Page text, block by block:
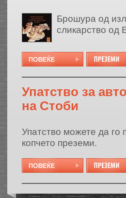
Брошура од
сликарство од
Упатство за
на Стоби
Упатство можете да
копчето преземи.